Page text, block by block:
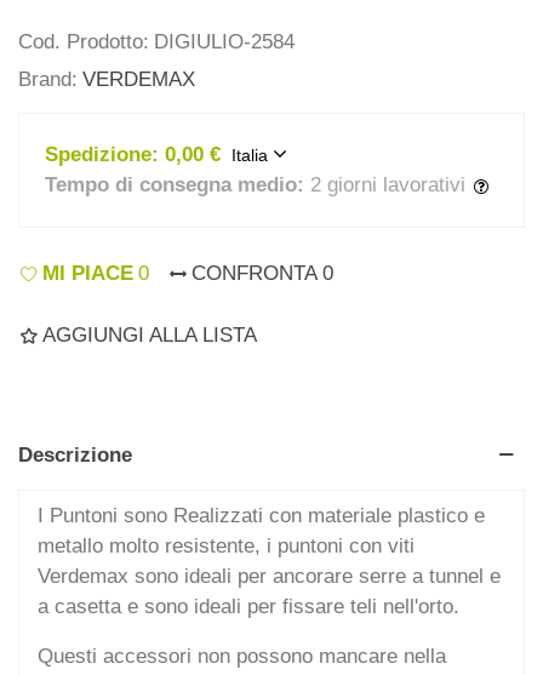
Cod. Prodotto: DIGIULIO-2584
Brand: VERDEMAX
Spedizione: 0,00 € Italia
Tempo di consegna medio: 2 giorni lavorativi
MI PIACE 0 CONFRONTA 0
AGGIUNGI ALLA LISTA
Descrizione
I Puntoni sono Realizzati con materiale plastico e
metallo molto resistente, i puntoni con viti
Verdemax sono ideali per ancorare serre a tunnel e
a casetta e sono ideali per fissare teli nell'orto.
Questi accessori non possono mancare nella